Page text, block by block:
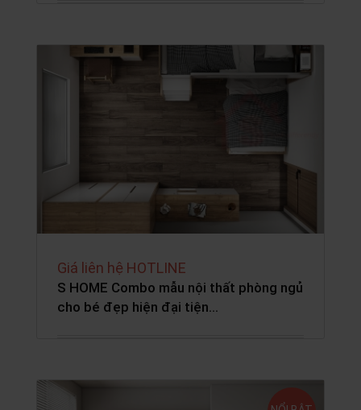
Giá liên hệ HOTLINE
S HOME Combo mẫu nội thất phòng ngủ
cho bé đẹp hiện đại tiện…